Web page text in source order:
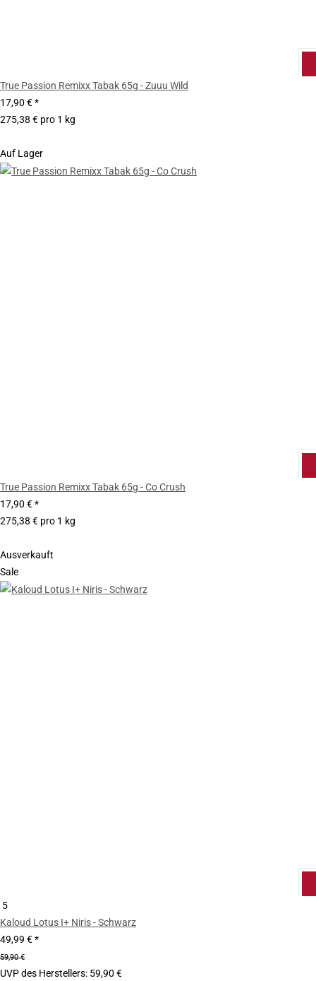
True Passion Remixx Tabak 65g - Zuuu Wild
17,90 €*
275,38 € pro 1 kg
Auf Lager
True Passion Remixx Tabak 65g - Co Crush
17,90 €*
275,38 € pro 1 kg
Ausverkauft
Sale
5
Kaloud Lotus I+ Niris - Schwarz
49,99 €*
59,90 €
UVP des Herstellers: 59,90 €